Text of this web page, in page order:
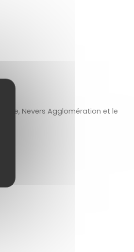
Nevers Agglomération et le